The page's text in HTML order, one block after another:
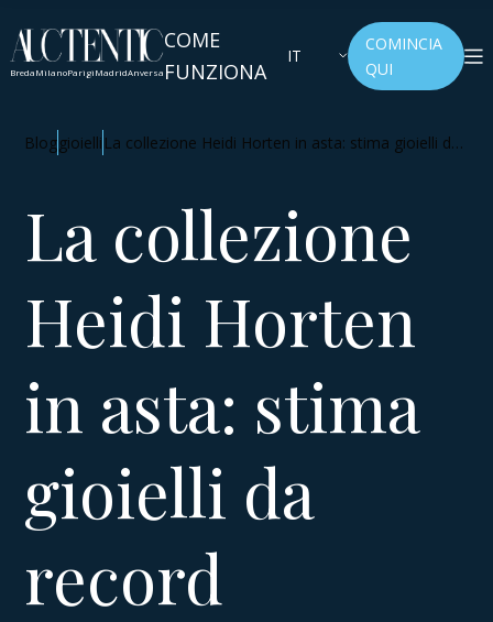
BredaMilanoParigiMadridAnversa
COME
FUNZIONA
IT
COMINCIA
QUI
Bloggioielli La collezione Heidi Horten in asta: stima gioielli da
La collezione
Heidi Horten
in asta: stima
gioielli da
record